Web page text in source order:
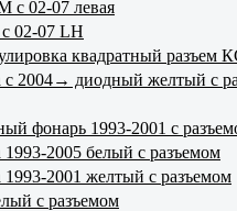
02-07 левая
02-07 LH
квадратный
с 2004→ диодный желтый с
фонарь 1993-2001 с
2005 белый с разъемом
1993-2001 желтый с разъемом
с разъемом